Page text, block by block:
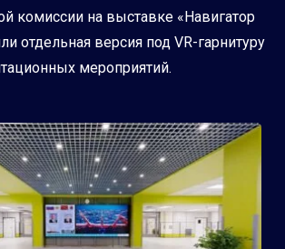
комиссии на выставке «Навигатор
отдельная версия под VR-гарнитуру
мероприятий.